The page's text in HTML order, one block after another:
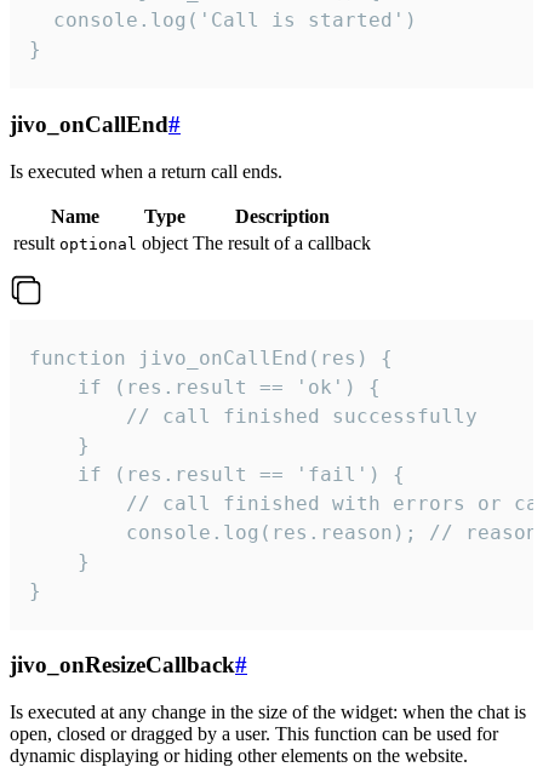
  console.log('Call is started')
}
jivo_onCallEnd#
Is executed when a return call ends.
Name Type
Description
result optional object The result of a callback
function jivo_onCallEnd(res) {
    if (res.result == 'ok') {
        // call finished successfully
    }
    if (res.result == 'fail') {
// call finished with errors or
console.log(res.reason); //
    }
}
jivo_onResizeCallback#
Is executed at any change in the size of the widget: when the chat is
open, closed or dragged by a user. This function can be used for
dynamic displaying or hiding other elements on the website.